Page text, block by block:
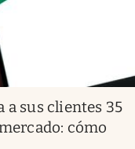
a sus clientes 35
cómo